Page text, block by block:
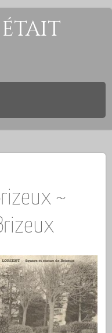
était
~